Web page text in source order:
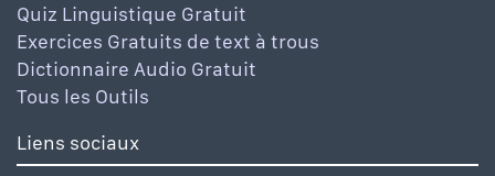
Quiz Linguistique Gratuit
Exercices Gratuits de text à trous
Dictionnaire Audio Gratuit
Tous les Outils
Liens sociaux